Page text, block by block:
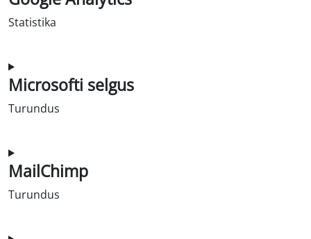
Statistika
Nõusolek teenuse google-analytics kasutamiseks
Microsofti selgus
Turundus
Nõusolek microsoft-clarity teenuse kasutamiseks
MailChimp
Turundus
Nõusolek teenuse mailchimp